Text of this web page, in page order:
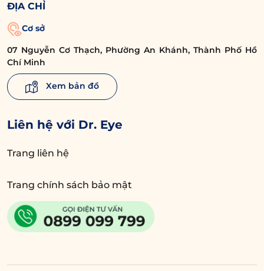
ĐỊA CHỈ
Cơ sở
07 Nguyễn Cơ Thạch, Phường An Khánh, Thành Phố Hồ
Chí Minh
Xem bản đồ
Liên hệ với Dr. Eye
Trang liên hệ
Trang chính sách bảo mật